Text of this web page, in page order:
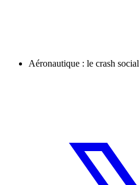
Aéronautique : le crash social